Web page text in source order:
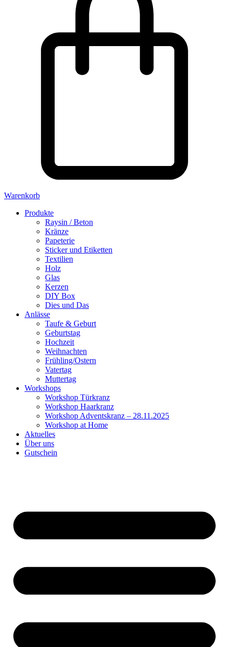
Warenkorb
Produkte
Raysin / Beton
Kränze
Papeterie
Sticker und Etiketten
Textilien
Holz
Glas
Kerzen
DIY Box
Dies und Das
Anlässe
Taufe & Geburt
Geburtstag
Hochzeit
Weihnachten
Frühling/Ostern
Vatertag
Muttertag
Workshops
Workshop Türkranz
Workshop Haarkranz
Workshop Adventskranz – 28.11.2025
Workshop at Home
Aktuelles
Über uns
Gutschein